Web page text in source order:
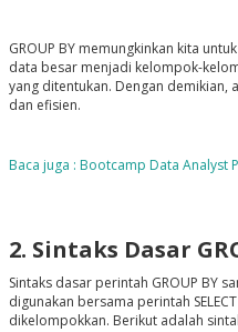
GROUP BY memungkinkan kita
data besar menjadi kelompok-
yang ditentukan. Dengan demikian,
dan efisien.
Baca juga : Bootcamp Data Analyst
2. Sintaks Dasar
Sintaks dasar perintah GROUP BY
digunakan bersama perintah
dikelompokkan. Berikut adalah